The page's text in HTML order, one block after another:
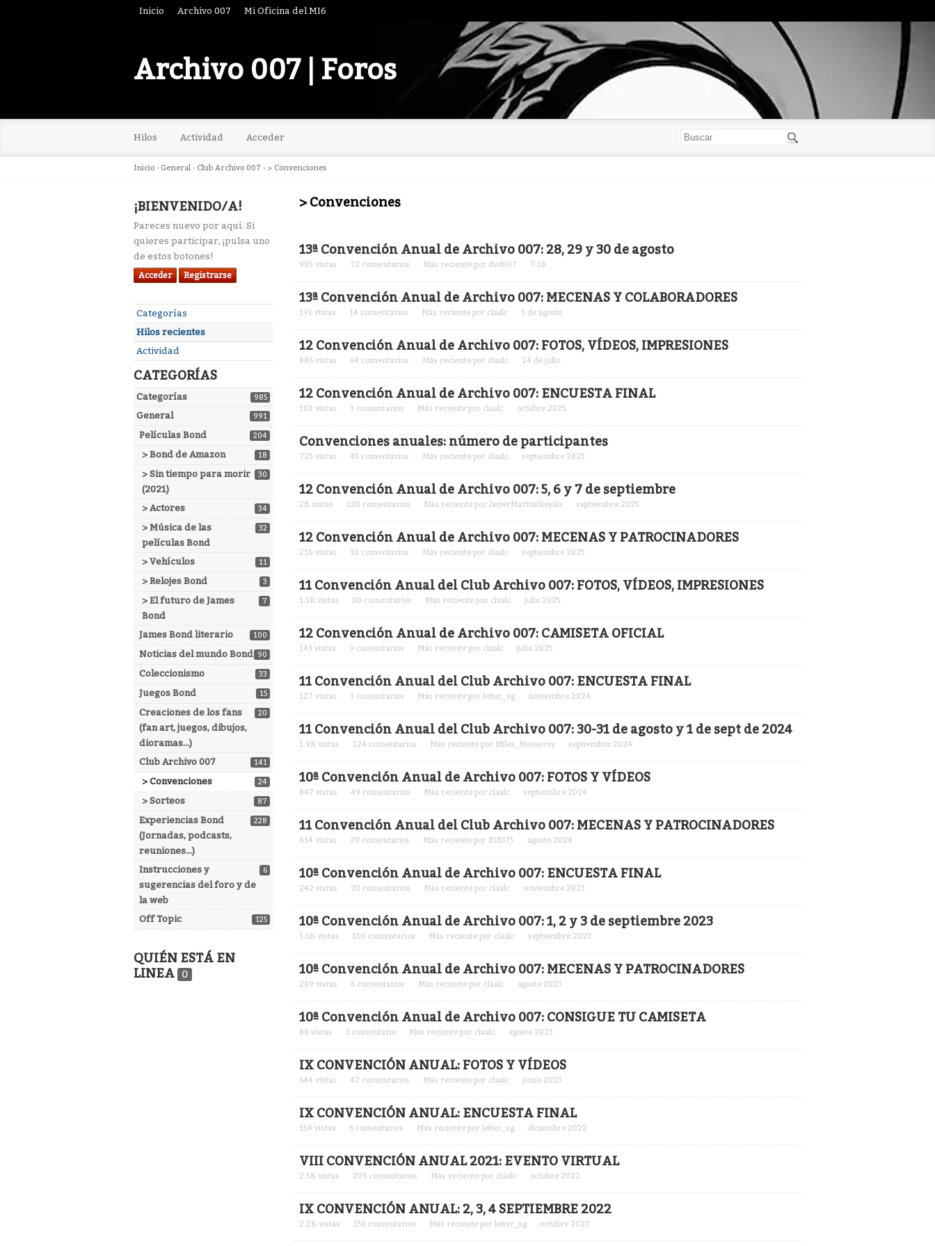
Inicio Archivo 007 Mi Oficina del MI6
Archivo 007 | Foros
Hilos Actividad Acceder
Inicio › General › Club Archivo 007 › > Convenciones
¡BIENVENIDO/A!
Pareces nuevo por aquí. Si
quieres participar, ¡pulsa uno
de estos botones!
Acceder Registrarse
Enlaces
rápidos
Categorías
Hilos recientes
Actividad
CATEGORÍAS
985
Categorías
991
General
204
Películas Bond
18
> Bond de Amazon
30
> Sin tiempo para morir
(2021)
34
> Actores
32
> Música de las
películas Bond
11
> Vehículos
3
> Relojes Bond
7
> El futuro de James
Bond
100
James Bond literario
90
Noticias del mundo Bond
33
Coleccionismo
15
Juegos Bond
20
Creaciones de los fans
(fan art, juegos, dibujos,
dioramas...)
141
Club Archivo 007
24
> Convenciones
87
> Sorteos
228
Experiencias Bond
(Jornadas, podcasts,
reuniones...)
6
Instrucciones y
sugerencias del foro y de
la web
125
Off Topic
QUIÉN ESTÁ EN
LINEA
0
> Convenciones
de
discusión
13ª Convención Anual de Archivo 007: 28, 29 y 30 de agosto
993 vistas 72 comentarios Más reciente por dvd007 7:18
13ª Convención Anual de Archivo 007: MECENAS Y COLABORADORES
191 vistas 14 comentarios Más reciente por claalc 5 de agosto
12 Convención Anual de Archivo 007: FOTOS, VÍDEOS, IMPRESIONES
886 vistas 64 comentarios Más reciente por claalc 24 de julio
12 Convención Anual de Archivo 007: ENCUESTA FINAL
102 vistas 3 comentarios Más reciente por claalc octubre 2025
Convenciones anuales: número de participantes
723 vistas 45 comentarios Más reciente por claalc septiembre 2025
12 Convención Anual de Archivo 007: 5, 6 y 7 de septiembre
2K vistas 120 comentarios Más reciente por JavierMartiniRoyale septiembre 2025
12 Convención Anual de Archivo 007: MECENAS Y PATROCINADORES
210 vistas 10 comentarios Más reciente por claalc septiembre 2025
11 Convención Anual del Club Archivo 007: FOTOS, VÍDEOS, IMPRESIONES
1.3K vistas 80 comentarios Más reciente por claalc julio 2025
12 Convención Anual de Archivo 007: CAMISETA OFICIAL
143 vistas 9 comentarios Más reciente por claalc julio 2025
11 Convención Anual del Club Archivo 007: ENCUESTA FINAL
127 vistas 3 comentarios Más reciente por leiter_sg noviembre 2024
11 Convención Anual del Club Archivo 007: 30-31 de agosto y 1 de sept de 2024
1.9K vistas 124 comentarios Más reciente por Miles_Messervy septiembre 2024
10ª Convención Anual de Archivo 007: FOTOS Y VÍDEOS
847 vistas 49 comentarios Más reciente por claalc septiembre 2024
11 Convención Anual del Club Archivo 007: MECENAS Y PATROCINADORES
414 vistas 29 comentarios Más reciente por BIBI75 agosto 2024
10ª Convención Anual de Archivo 007: ENCUESTA FINAL
242 vistas 20 comentarios Más reciente por claalc noviembre 2023
10ª Convención Anual de Archivo 007: 1, 2 y 3 de septiembre 2023
1.6K vistas 106 comentarios Más reciente por claalc septiembre 2023
10ª Convención Anual de Archivo 007: MECENAS Y PATROCINADORES
209 vistas 6 comentarios Más reciente por claalc agosto 2023
10ª Convención Anual de Archivo 007: CONSIGUE TU CAMISETA
88 vistas 1 comentario Más reciente por claalc agosto 2023
IX CONVENCIÓN ANUAL: FOTOS Y VÍDEOS
644 vistas 42 comentarios Más reciente por claalc junio 2023
IX CONVENCIÓN ANUAL: ENCUESTA FINAL
154 vistas 6 comentarios Más reciente por leiter_sg diciembre 2022
VIII CONVENCIÓN ANUAL 2021: EVENTO VIRTUAL
2.5K vistas 209 comentarios Más reciente por claalc octubre 2022
IX CONVENCIÓN ANUAL: 2, 3, 4 SEPTIEMBRE 2022
2.2K vistas 156 comentarios Más reciente por leiter_sg octubre 2022